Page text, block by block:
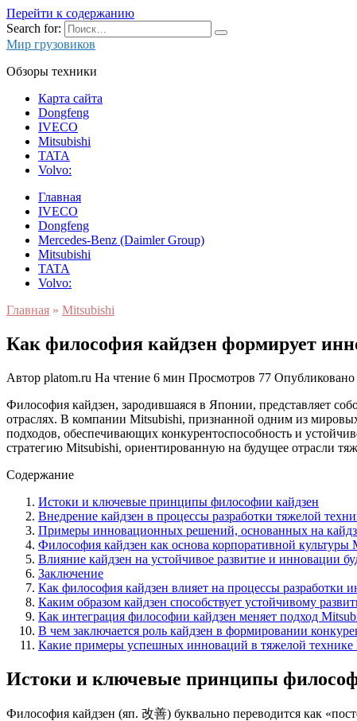
Перейти к содержанию
Search for:
Мир грузовиков
Обзоры техники
Карта сайта
Dongfeng
IVECO
Mitsubishi
TATA
Volvo:
Главная
IVECO
Dongfeng
Mercedes-Benz (Daimler Group)
Mitsubishi
TATA
Volvo:
Главная » Mitsubishi
Как философия кайдзен формирует
Автор platom.ru На чтение 6 мин Просмотров 77 Опубликовано
Философия кайдзен, зародившаяся в Японии, представляет
отраслях. В компании Mitsubishi, признанной одним из
подходов, обеспечивающих конкурентоспособность и
стратегию Mitsubishi, ориентированную на будущее отрасли
Содержание
Истоки и ключевые принципы философии кайдзен
Внедрение кайдзен в процессы разработки тяжелой
Примеры инновационных решений, основанных на
Философия кайдзен как основа корпоративной культуры
Влияние кайдзен на устойчивое развитие и инновации
Заключение
Как философия кайдзен влияет на процессы разработки
Каким образом кайдзен способствует устойчивому
Как интеграция философии кайдзен меняет подход
В чем заключается роль кайдзен в формировании
Какие примеры успешных инноваций в тяжелой технике
Истоки и ключевые принципы
Философия кайдзен (яп. 改善) буквально переводится как